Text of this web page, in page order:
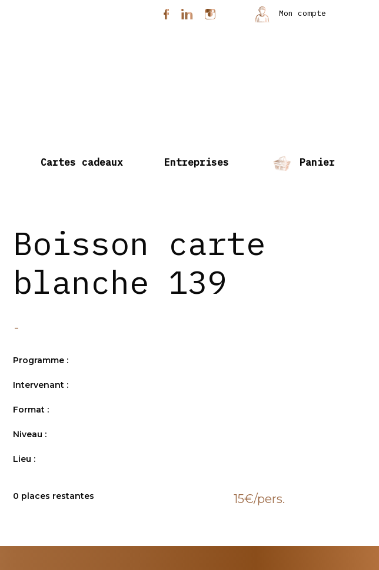
Mon compte
Cartes cadeaux Entreprises Panier
Boisson carte
blanche 139
-
Programme :
Intervenant :
Format :
Niveau :
Lieu :
0 places restantes 15€/pers.